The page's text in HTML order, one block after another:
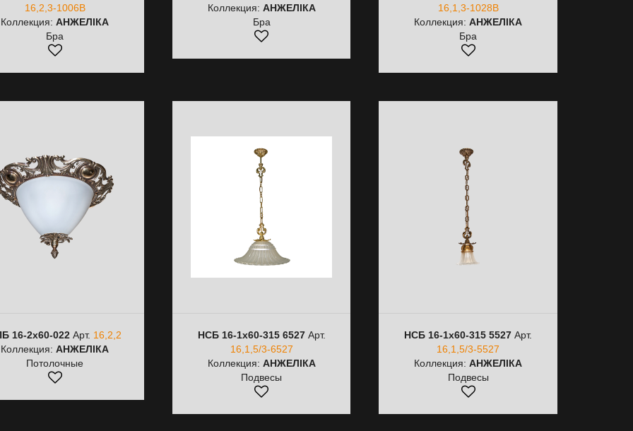
16,2,3-1006B
Коллекция:АНЖЕЛІКА
Бра
Коллекция: АНЖЕЛІКА
Бра
16,1,3-1028B
Коллекция:АНЖЕЛІКА
Бра
16-2х60-022 Арт. 16,2,2
Коллекция:АНЖЕЛІКА
Потолочные
НСБ 16-1х60-315 6527Арт.
16,1,5/3-6527
Коллекция: АНЖЕЛІКА
Подвесы
НСБ 16-1х60-315 5527 Арт.
16,1,5/3-5527
Коллекция:АНЖЕЛІКА
Подвесы